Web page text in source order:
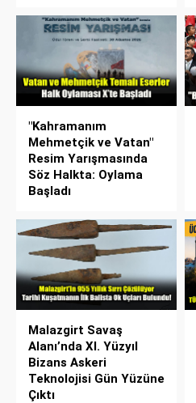
"Kahramanım
Mehmetçik ve Vatan"
Resim Yarışmasında
Söz Halkta: Oylama
Başladı
Malazgirt Savaş
Alanı’nda XI. Yüzyıl
Bizans Askeri
Teknolojisi Gün Yüzüne
Çıktı